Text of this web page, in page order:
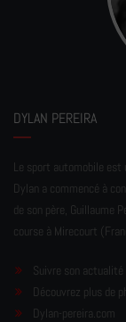
DYLAN PEREIRA
Le sport automobile est
Dylan a commencé à
de son père, Guillaume
course à Mirecourt
Suivre son actualité
Découvrez plus de
Dylan-pereira.com